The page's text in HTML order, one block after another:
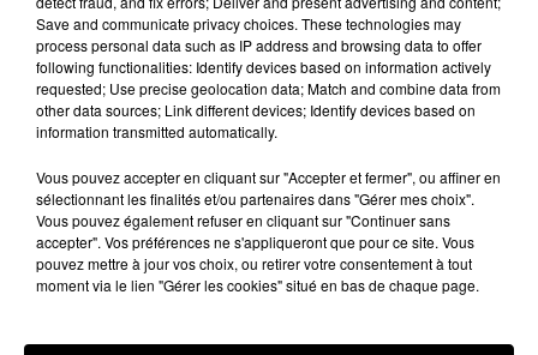
les ambitions d'un...
À quelques semaines de la première édition de
Stars'Terre, organisée du 18 au 20 septembre 2026 au
Château de Courtalain, Philippe Palmieri, président...
LES JEUX
Save and communicate privacy choices. These technologies may
process personal data such as IP address and browsing data to offer
following functionalities: Identify devices based on information actively
requested; Use precise geolocation data; Match and combine data from
other data sources; Link different devices; Identify devices based on
information transmitted automatically.
Vous pouvez accepter en cliquant sur "Accepter et fermer", ou affiner en
sélectionnant les finalités et/ou partenaires dans "Gérer mes choix".
Vous pouvez également refuser en cliquant sur "Continuer sans
accepter". Vos préférences ne s'appliqueront que pour ce site. Vous
pouvez mettre à jour vos choix, ou retirer votre consentement à tout
moment via le lien "Gérer les cookies" situé en bas de chaque page.